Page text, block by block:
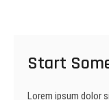
Start
Lorem ipsum dolor